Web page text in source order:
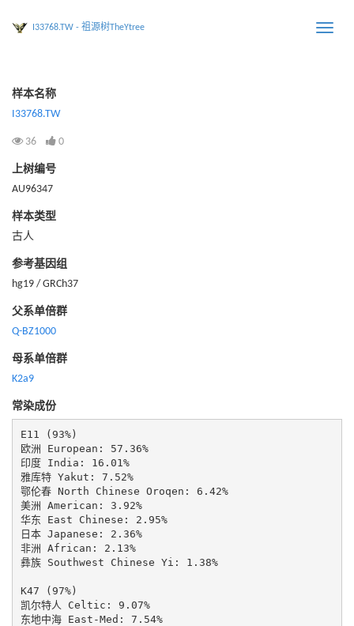
Toggle
I33768.TW - 祖源树TheYtree
样本名称
I33768.TW
36 0
上树编号
AU96347
样本类型
古人
参考基因组
hg19 / GRCh37
父系单倍群
Q-BZ1000
母系单倍群
K2a9
常染成份
E11 (93%)
欧洲 European: 57.36%
印度 India: 16.01%
雅库特 Yakut: 7.52%
鄂伦春 North Chinese Oroqen: 6.42%
美洲 American: 3.92%
华东 East Chinese: 2.95%
日本 Japanese: 2.36%
非洲 African: 2.13%
彝族 Southwest Chinese Yi: 1.38%
K47 (97%)
凯尔特人 Celtic: 9.07%
东地中海 East-Med: 7.54%